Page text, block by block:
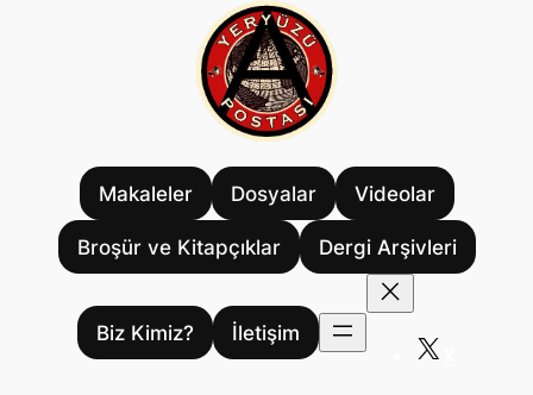
Makaleler Dosyalar Videolar
Broşür ve Kitapçıklar Dergi Arşivleri
Biz Kimiz?
İletişim